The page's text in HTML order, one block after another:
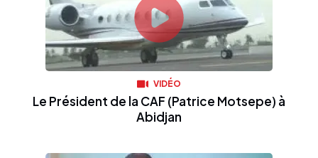
VIDÉO
Le Président de la CAF (Patrice Motsepe) à
Abidjan